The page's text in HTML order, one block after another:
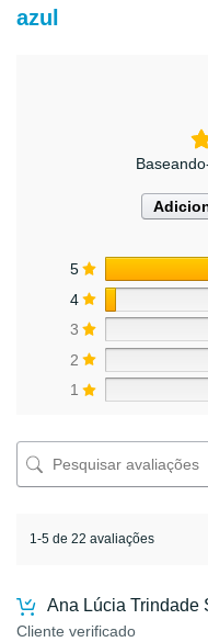
azul
5
4
3
2
1
1-5 de 22 avaliações
Ana Lúcia Trindade
Cliente verificado